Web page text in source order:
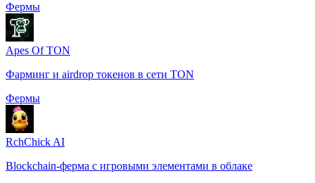
Фермы
Apes Of TON
Фарминг и airdrop токенов в сети TON
Фермы
RchChick AI
Blockchain-ферма с игровыми элементами в облаке